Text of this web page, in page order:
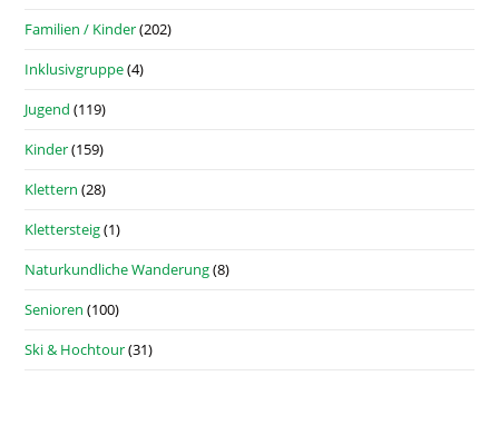
Familien / Kinder(202)
Inklusivgruppe(4)
Jugend (119)
Kinder(159)
Klettern (28)
Klettersteig(1)
Naturkundliche Wanderung(8)
Senioren (100)
Ski & Hochtour(31)